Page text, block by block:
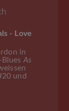
- Love
in
As
und